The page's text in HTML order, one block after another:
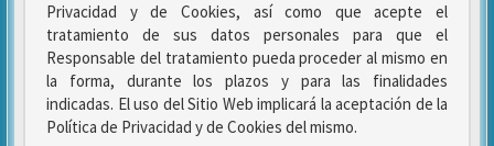
Privacidad y de Cookies, así como que acepte el
tratamiento de sus datos personales para que el
Responsable del tratamiento pueda proceder al mismo en
la forma, durante los plazos y para las finalidades
indicadas. El uso del Sitio Web implicará la aceptación de la
Política de Privacidad y de Cookies del mismo.